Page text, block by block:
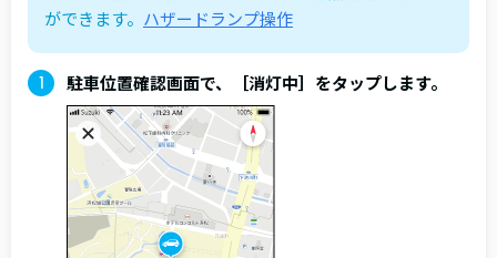
ができます。 ハザードランプ操作
駐車位置確認画面で、［消灯中］をタップします。